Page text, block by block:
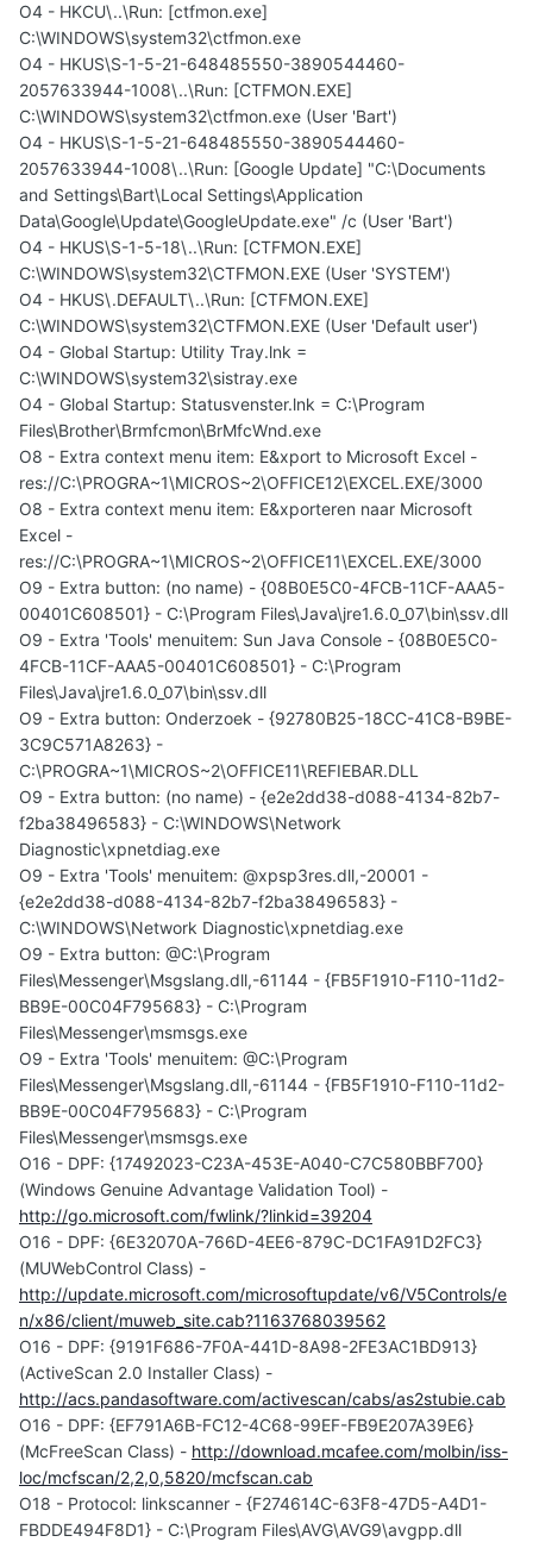
O4 - HKCU\..\Run: [ctfmon.exe]
C:\WINDOWS\system32\ctfmon.exe
O4 - HKUS\S-1-5-21-648485550-3890544460-
2057633944-1008\..\Run: [CTFMON.EXE]
C:\WINDOWS\system32\ctfmon.exe (User 'Bart')
O4 - HKUS\S-1-5-21-648485550-3890544460-
2057633944-1008\..\Run: [Google Update] "C:\Documents
and Settings\Bart\Local Settings\Application
Data\Google\Update\GoogleUpdate.exe" /c (User 'Bart')
O4 - HKUS\S-1-5-18\..\Run: [CTFMON.EXE]
C:\WINDOWS\system32\CTFMON.EXE (User 'SYSTEM')
O4 - HKUS\.DEFAULT\..\Run: [CTFMON.EXE]
C:\WINDOWS\system32\CTFMON.EXE (User 'Default user')
O4 - Global Startup: Utility Tray.lnk =
C:\WINDOWS\system32\sistray.exe
O4 - Global Startup: Statusvenster.lnk = C:\Program
Files\Brother\Brmfcmon\BrMfcWnd.exe
O8 - Extra context menu item: E&xport to Microsoft Excel -
res://C:\PROGRA~1\MICROS~2\OFFICE12\EXCEL.EXE/3000
O8 - Extra context menu item: E&xporteren naar Microsoft
Excel -
res://C:\PROGRA~1\MICROS~2\OFFICE11\EXCEL.EXE/3000
O9 - Extra button: (no name) - {08B0E5C0-4FCB-11CF-AAA5-
00401C608501} - C:\Program Files\Java\jre1.6.0_07\bin\ssv.dll
O9 - Extra 'Tools' menuitem: Sun Java Console - {08B0E5C0-
4FCB-11CF-AAA5-00401C608501} - C:\Program
Files\Java\jre1.6.0_07\bin\ssv.dll
O9 - Extra button: Onderzoek - {92780B25-18CC-41C8-B9BE-
3C9C571A8263} -
C:\PROGRA~1\MICROS~2\OFFICE11\REFIEBAR.DLL
O9 - Extra button: (no name) - {e2e2dd38-d088-4134-82b7-
f2ba38496583} - C:\WINDOWS\Network
Diagnostic\xpnetdiag.exe
O9 - Extra 'Tools' menuitem: @xpsp3res.dll,-20001 -
{e2e2dd38-d088-4134-82b7-f2ba38496583} -
C:\WINDOWS\Network Diagnostic\xpnetdiag.exe
O9 - Extra button: @C:\Program
Files\Messenger\Msgslang.dll,-61144 - {FB5F1910-F110-11d2-
BB9E-00C04F795683} - C:\Program
Files\Messenger\msmsgs.exe
O9 - Extra 'Tools' menuitem: @C:\Program
Files\Messenger\Msgslang.dll,-61144 - {FB5F1910-F110-11d2-
BB9E-00C04F795683} - C:\Program
Files\Messenger\msmsgs.exe
O16 - DPF: {17492023-C23A-453E-A040-C7C580BBF700}
(Windows Genuine Advantage Validation Tool) -
http://go.microsoft.com/fwlink/?linkid=39204
O16 - DPF: {6E32070A-766D-4EE6-879C-DC1FA91D2FC3}
(MUWebControl Class) -
http://update.microsoft.com/microsoftupdate/v6/V5Controls/e
n/x86/client/muweb_site.cab?1163768039562
O16 - DPF: {9191F686-7F0A-441D-8A98-2FE3AC1BD913}
(ActiveScan 2.0 Installer Class) -
http://acs.pandasoftware.com/activescan/cabs/as2stubie.cab
O16 - DPF: {EF791A6B-FC12-4C68-99EF-FB9E207A39E6}
(McFreeScan Class) - http://download.mcafee.com/molbin/iss-
loc/mcfscan/2,2,0,5820/mcfscan.cab
O18 - Protocol: linkscanner - {F274614C-63F8-47D5-A4D1-
FBDDE494F8D1} - C:\Program Files\AVG\AVG9\avgpp.dll